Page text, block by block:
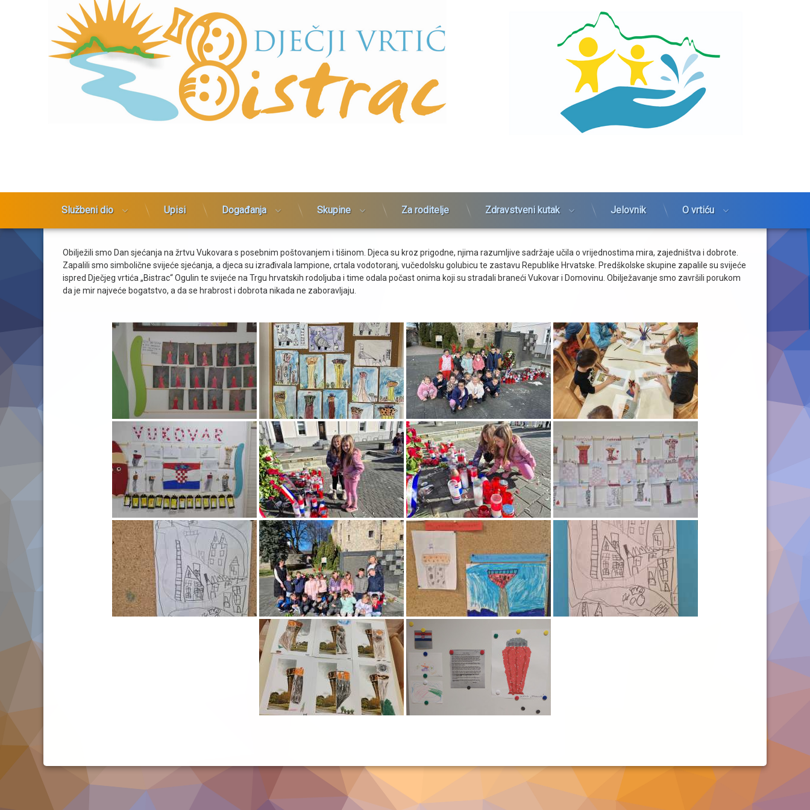
Službeni dio Upisi Događanja Skupine Za roditelje Zdravstveni kutak Jelovnik O vrtiću
Sjećanje na žrtvu Vukovara
Obilježili smo Dan sjećanja na žrtvu Vukovara s posebnim poštovanjem i tišinom. Djeca su kroz prigodne, njima razumljive sadržaje učila o vrijednostima mira, zajedništva i dobrote.
Zapalili smo simbolične svijeće sjećanja, a djeca su izrađivala lampione, crtala vodotoranj, vučedolsku golubicu te zastavu Republike Hrvatske. Predškolske skupine zapalile su svijeće
ispred Dječjeg vrtića „Bistrac“ Ogulin te svijeće na Trgu hrvatskih rodoljuba i time odala počast onima koji su stradali braneći Vukovar i Domovinu. Obilježavanje smo završili porukom
da je mir najveće bogatstvo, a da se hrabrost i dobrota nikada ne zaboravljaju.